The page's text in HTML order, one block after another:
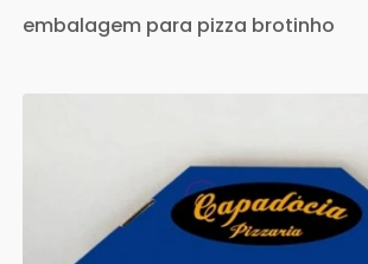
embalagem para pizza brotinho